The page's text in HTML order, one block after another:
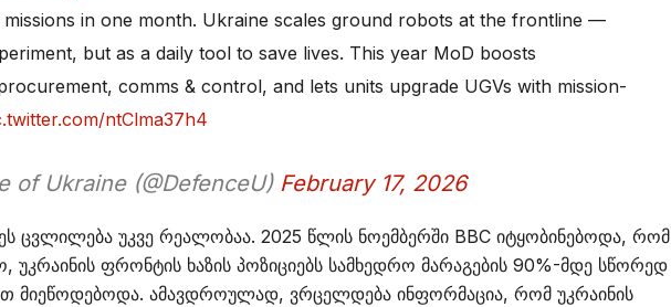
missions in one month. Ukraine scales ground robots at the frontline —
but as a daily tool to save lives. This year MoD boosts
comms & control, and lets units upgrade UGVs with mission-
ntClma37h4
of Ukraine (@DefenceU) February 17, 2026
ცვლილება უკვე რეალობაა. 2025 წლის ნოემბერში BBC იტყობინებოდა, რომ
უკრაინის ფრონტის ხაზის პოზიციებს სამხედრო მარაგების 90%-მდე სწორედ
მიეწოდებოდა. ამავდროულად, ვრცელდება ინფორმაცია, რომ უკრაინის